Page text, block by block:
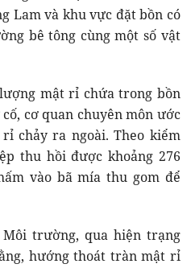
Lam và khu vực đặt bồn có
bê tông cùng một số vật
mật rỉ chứa trong bồn
cơ quan chuyên môn ước
chảy ra ngoài. Theo kiểm
thu hồi được khoảng 276
vào bã mía thu gom để
Môi trường, qua hiện trạng
hướng thoát tràn mật rỉ